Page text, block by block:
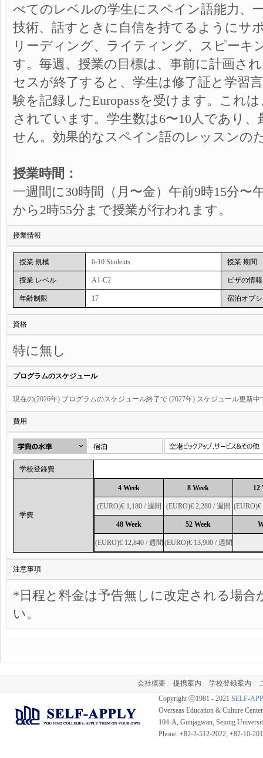
べてのレベルの学生にスペイン語能力、
技術、話すときに自信を持てるようにサ
リーディング、ライティング、スピーキ
す。毎週、授業の目標は、事前に計画さ
セスが終了すると、学生は修了証と学習
験を記録したEuropassを受けます。これ
されています。学生数は6〜10人であり
せん。効果的なスペイン語のレッスンの
授業時間：
一週間に30時間（月〜金）午前9時15分〜
から2時55分まで授業が行われます。
授業情報
授業 規模 6-10 Students 授業 期間
授業 レベル A1-C2 ビザの情報
年齢制限 17 宿泊オプ
資格
特に無し
プログラムのスケジュール
現在の(2026年) プログラムのスケジュール終了で (2027年) スケジュール更新中
費用
学校登錄費
学費
4 Week 8 Week 12
(EURO)€ 1,180 / 週間 (EURO)€ 2,280 / 週間 (EURO)€
48 Week 52 Week
(EURO)€ 12,840 / 週間 (EURO)€ 13,900 / 週間
注意事項
*日程と料金は予告無しに改定される場
い。
会社概要 提携案内 学校登録案内
Copyright ⓒ1981 - 2021 SELF-
Overseas Education & Culture
104-A, Gunjagwan, Sejong
Phone: +82-2-512-2022, +82-10-